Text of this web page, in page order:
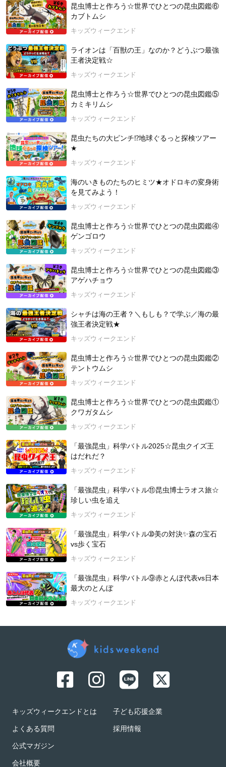
観察会を開催、生物多様性保全の教育普及に努める。得意分野
は野鳥と変形菌（粘菌）。
著書に『探す、出あう、楽しむ 身近な野鳥の観察図鑑』（ナ
（文一総合出版）、『井の頭いきもの図鑑改訂版』（ぶんしん
出版）、『美しい変形菌』（パイ・インターナショナル）、共
著書に『変形菌 発見と観察を楽しむ自然図鑑』（山と溪谷社）
がある。井の頭いきものナビ・井の頭バードリサーチ代表、NA
COT（自然観察指導員東京連絡会）会員、日本変形菌研究会会
員
＼＼髙野先生の著書・編集した本のご紹介／／
『とことんツバメ、アマツバメ』BIRDER編集部 編（文一総合
出版）
https://amzn.asia/d/cH7QIIZ
https://amzn.asia/d/e0EQJUm
『とことんエナガ、シマエナガ』BIRDER編集部 編（文一総合
出版）
https://amzn.asia/d/3GauAXn
授業シリーズについて
★★☆やみつき自然観察とは？☆★★
自然観察は奥が深くて、『やみつき』になってしまうのです！
遠くへ出かけなくても、身近な公園でたっぷり楽しめる自然観
察について、生きものの本や図鑑を作る編集者であり、自然写
真家でもある講師がご紹介。
写真を豊富に使い、本やインターネットに書いていない情報満
載でお送りします！
2025年3月23日 開催
昆虫博士と作ろう☆世界でひとつの昆虫図鑑⑥
カブトムシ
キッズウィークエンド
ライオンは「百獣の王」なのか？どうぶつ最強
王者決定戦☆
キッズウィークエンド
昆虫博士と作ろう☆世界でひとつの昆虫図鑑⑤
カミキリムシ
キッズウィークエンド
昆虫たちの大ピンチ⁉地球ぐるっと探検ツアー
★
キッズウィークエンド
海のいきものたちのヒミツ★オドロキの変身術
を見てみよう！
キッズウィークエンド
昆虫博士と作ろう☆世界でひとつの昆虫図鑑④
ゲンゴロウ
キッズウィークエンド
昆虫博士と作ろう☆世界でひとつの昆虫図鑑③
アゲハチョウ
キッズウィークエンド
シャチは海の王者？＼もしも？で学ぶ／海の最
強王者決定戦★
キッズウィークエンド
昆虫博士と作ろう☆世界でひとつの昆虫図鑑②
テントウムシ
キッズウィークエンド
昆虫博士と作ろう☆世界でひとつの昆虫図鑑①
クワガタムシ
キッズウィークエンド
「最強昆虫」科学バトル2025☆昆虫クイズ王
はだれだ？
キッズウィークエンド
「最強昆虫」科学バトル⑪昆虫博士ラオス旅☆
珍しい虫を追え
キッズウィークエンド
「最強昆虫」科学バトル➉美の対決✨森の宝石
vs歩く宝石
キッズウィークエンド
「最強昆虫」科学バトル⑨赤とんぼ代表vs日本
最大のとんぼ
キッズウィークエンド
キッズウィークエンドとは
よくある質問
公式マガジン
会社概要
子ども応援企業
採用情報